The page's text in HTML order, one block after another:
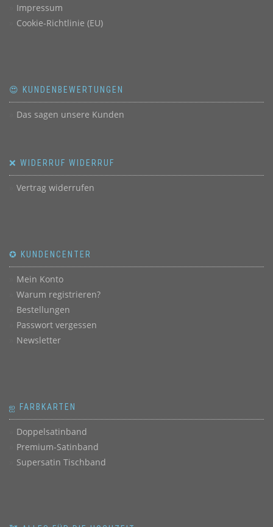
Impressum
Cookie-Richtlinie (EU)
😍 KUNDENBEWERTUNGEN
Das sagen unsere Kunden
❌ WIDERRUF WIDERRUF
Vertrag widerrufen
✪ KUNDENCENTER
Mein Konto
Warum registrieren?
Bestellungen
Passwort vergessen
Newsletter
ஐ FARBKARTEN
Doppelsatinband
Premium-Satinband
Supersatin Tischband